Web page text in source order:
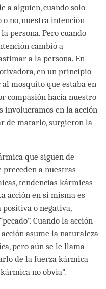
a alguien, cuando solo
o no, nuestra intención
persona. Pero cuando
cambió a
a la persona. En
en un principio
mosquito que estaba en
compasión hacia nuestro
involucramos en la acción
de matarlo, surgieron la
que siguen de
a nuestras
tendencias kármicas
acción en sí misma es
positiva o negativa,
Cuando la acción
asume la naturaleza
pero aún se le llama
de la fuerza kármica
no obvia”.